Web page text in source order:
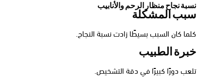
نسبة نجاح منظار الرحم والأنابيب
سبب المشكلة
كلما كان السبب بسيطًا زادت نسبة النجاح.
خبرة الطبيب
تلعب دورًا كبيرًا في دقة التشخيص.